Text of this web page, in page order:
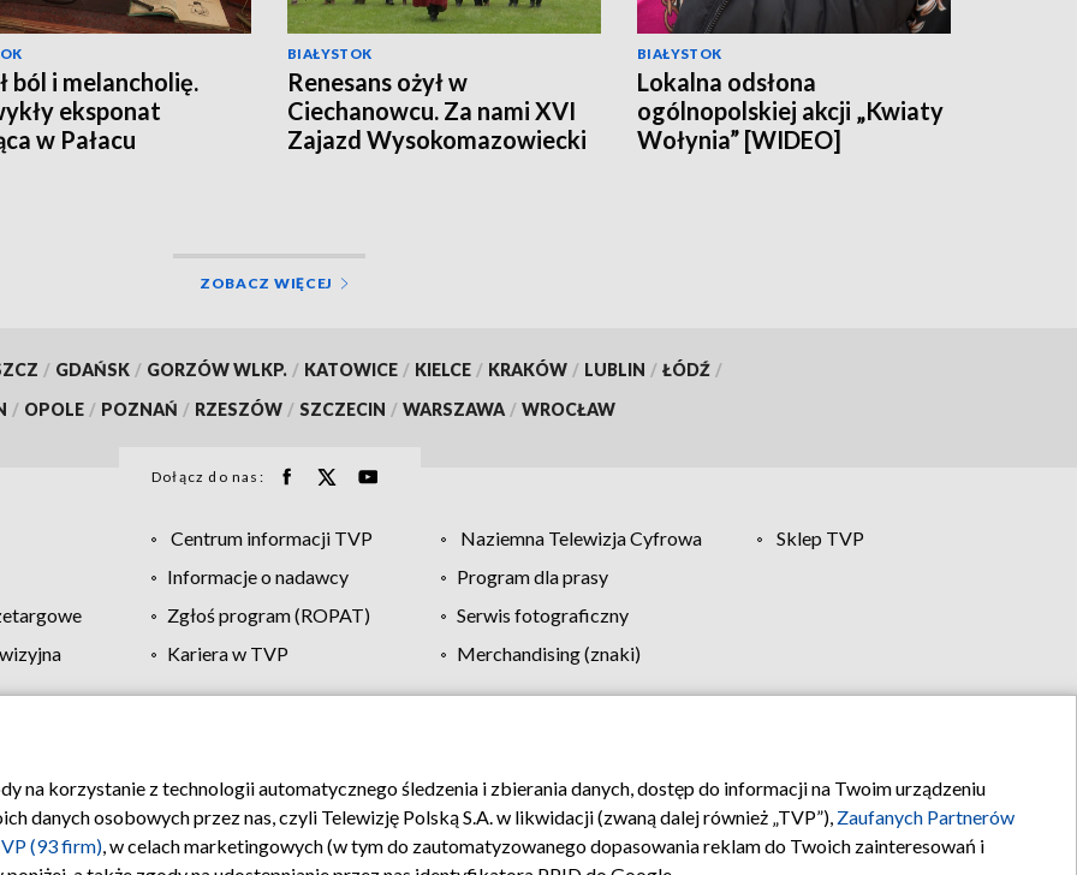
ból i melancholię.
eksponat
w Pałacu
BIAŁYSTOK
Renesans ożył w
Ciechanowcu. Za nami XVI
Zajazd Wysokomazowiecki
BIAŁYSTOK
Lokalna odsłona
ogólnopolskiej akcji „Kwiaty
Wołynia” [WIDEO]
ZOBACZ WIĘCEJ
/ GDAŃSK / GORZÓW WLKP. / KATOWICE / KIELCE / KRAKÓW / LUBLIN / ŁÓDŹ /
/ OPOLE / POZNAŃ / RZESZÓW / SZCZECIN / WARSZAWA / WROCŁAW
Dołącz do nas:
Centrum informacji TVP Naziemna Telewizja Cyfrowa
Sklep TVP
Informacje o nadawcy
Program dla prasy
Zgłoś program (ROPAT)
Serwis fotograficzny
Kariera w TVP Merchandising (znaki)
Polityka prywatności Moje zgody Pomoc Biuro reklamy Kontakt
na korzystanie z technologii automatycznego śledzenia i zbierania danych, dostęp do informacji na Twoim urządzeniu
danych osobowych przez nas, czyli Telewizję Polską S.A. w likwidacji (zwaną dalej również „TVP”), Zaufanych Partnerów
(93 firm), w celach marketingowych (w tym do zautomatyzowanego dopasowania reklam do Twoich zainteresowań i